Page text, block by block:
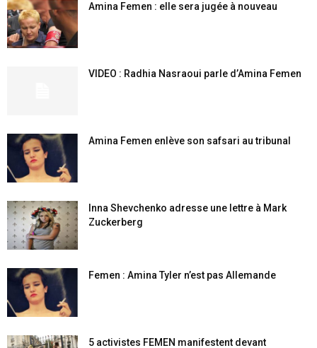
Amina Femen : elle sera jugée à nouveau
VIDEO : Radhia Nasraoui parle d’Amina Femen
Amina Femen enlève son safsari au tribunal
Inna Shevchenko adresse une lettre à Mark
Zuckerberg
Femen : Amina Tyler n’est pas Allemande
5 activistes FEMEN manifestent devant